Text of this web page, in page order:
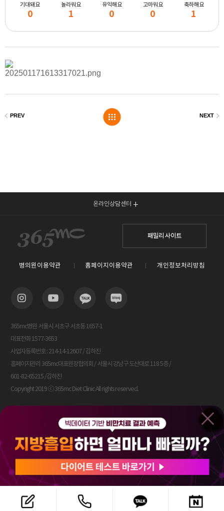
기대돼요
0
놀라워요
1
유익해요
0
고마워요
0
축하해요
1
온라인상담센터
패밀리 사이트
병의원이용약관 홈페이지이용약관 개인정보처리방침
365mc병원 서울시 서초구 서초동 1657-1
대표전화 1577-3653
사업자등록번호 : 214-14-12607 / 김하진
홈페이지관리 365mc대표원장협의회 / 서울시 강남구 도산대로 118 5층 /
601-82-65215 /김하진
Copyright 2019 ⓒ 365mc Diet Clinic All rights reserved.